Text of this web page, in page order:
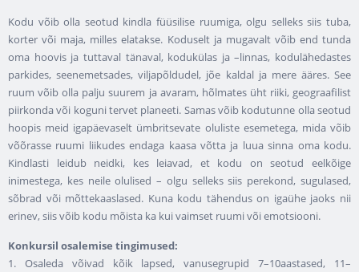
Kodu võib olla seotud kindla füüsilise ruumiga, olgu selleks siis tuba,
korter või maja, milles elatakse. Koduselt ja mugavalt võib end tunda
oma hoovis ja tuttaval tänaval, kodukülas ja –linnas, kodulähedastes
parkides, seenemetsades, viljapõldudel, jõe kaldal ja mere ääres. See
ruum võib olla palju suurem ja avaram, hõlmates üht riiki, geograafilist
piirkonda või koguni tervet planeeti. Samas võib kodutunne olla seotud
hoopis meid igapäevaselt ümbritsevate oluliste esemetega, mida võib
võõrasse ruumi liikudes endaga kaasa võtta ja luua sinna oma kodu.
Kindlasti leidub neidki, kes leiavad, et kodu on seotud eelkõige
inimestega, kes neile olulised – olgu selleks siis perekond, sugulased,
sõbrad või mõttekaaslased. Kuna kodu tähendus on igaühe jaoks nii
erinev, siis võib kodu mõista ka kui vaimset ruumi või emotsiooni.
Konkursil osalemise tingimused:
1. Osaleda võivad kõik lapsed, vanusegrupid 7–10aastased, 11–